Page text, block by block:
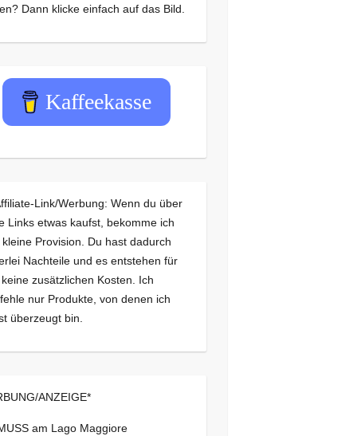
Dann klicke einfach auf das Bild.
Kaffeekasse
Link/Werbung: Wenn du über
Links etwas kaufst, bekomme ich
Provision. Du hast dadurch
Nachteile und es entstehen für
zusätzlichen Kosten. Ich
nur Produkte, von denen ich
überzeugt bin.
ANZEIGE*
am Lago Maggiore